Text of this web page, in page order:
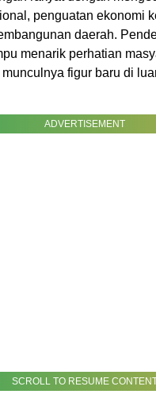
penguatan ekonomi
daerah.
menarik perhatian
figur baru di
ADVERTISEMENT
SCROLL TO RESUME